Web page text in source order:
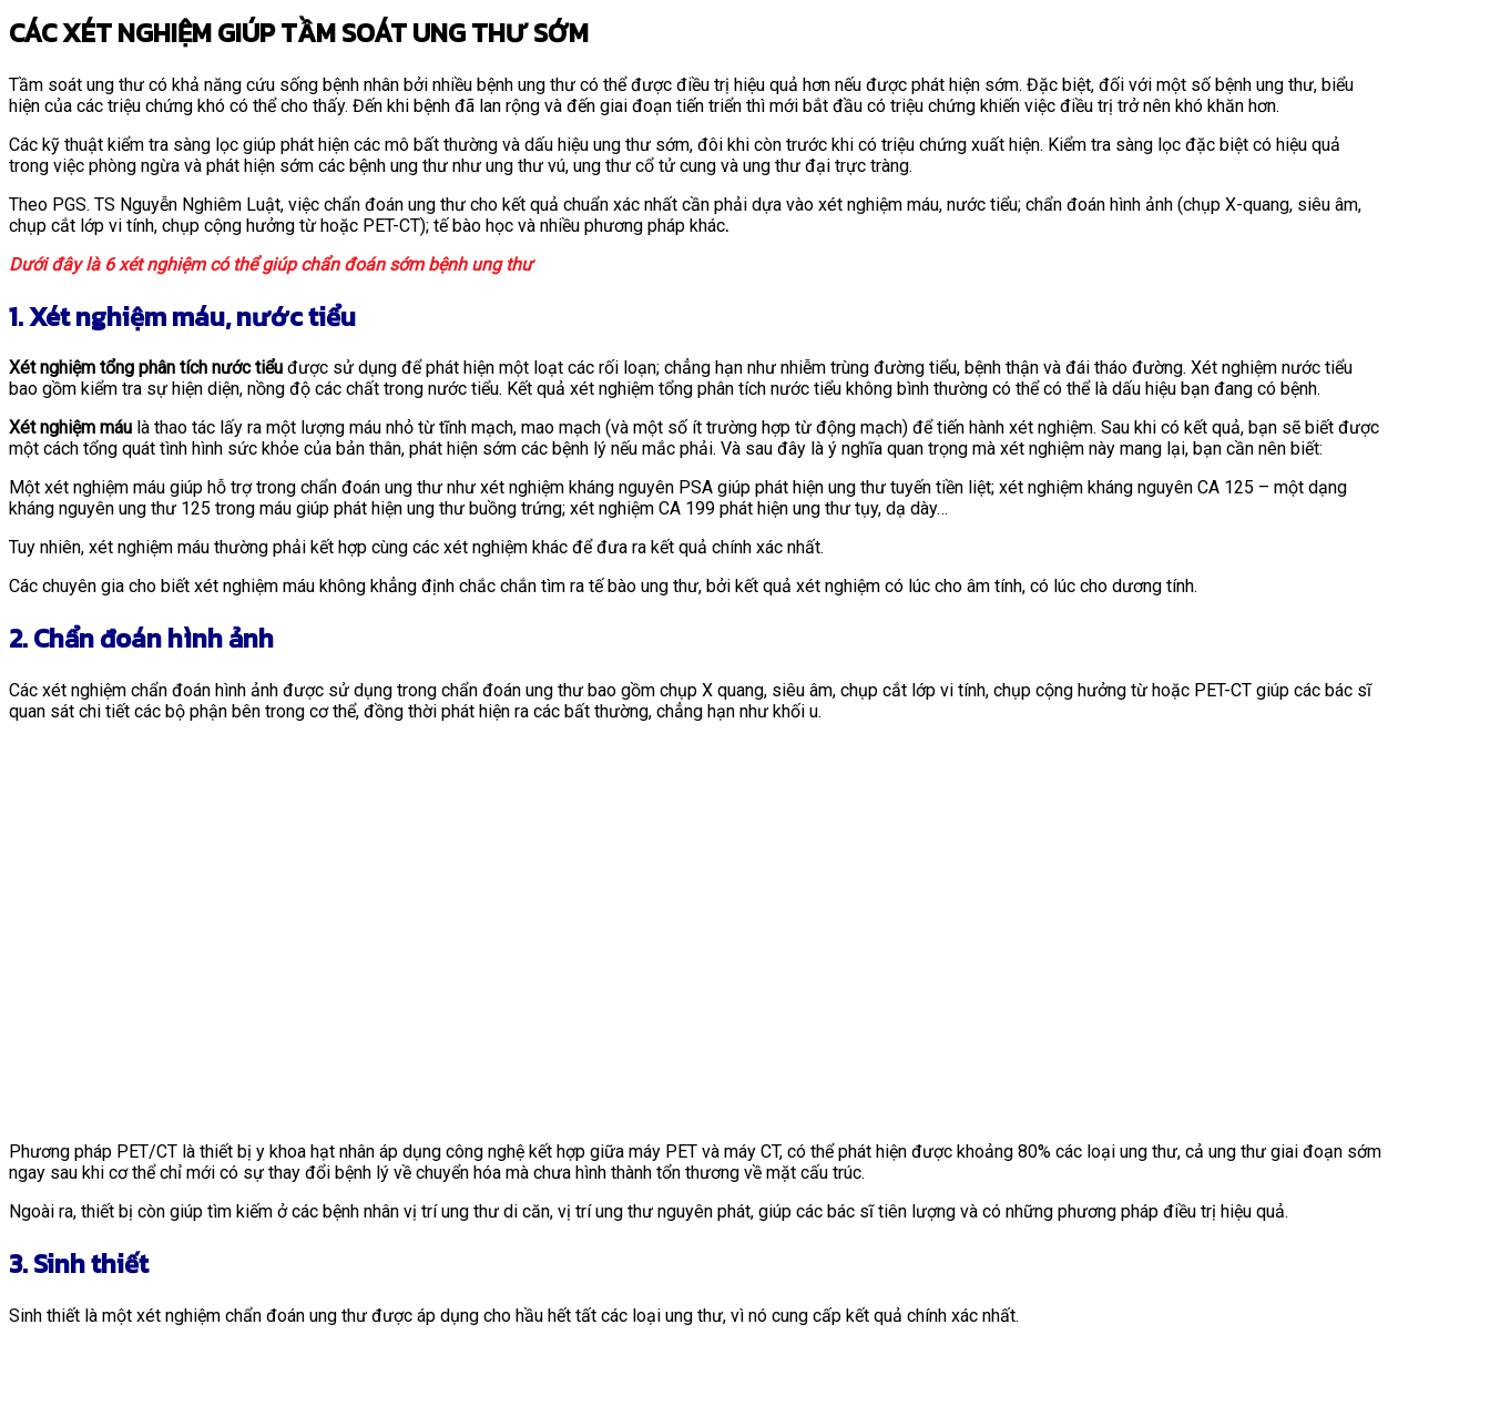
CÁC XÉT NGHIỆM GIÚP TẦM SOÁT UNG THƯ SỚM
Tầm soát ung thư có khả năng cứu sống bệnh nhân bởi nhiều bệnh ung thư có thể được điều trị hiệu quả hơn nếu được phát hiện sớm. Đặc biệt, đối với một số bệnh ung thư, biểu
hiện của các triệu chứng khó có thể cho thấy. Đến khi bệnh đã lan rộng và đến giai đoạn tiến triển thì mới bắt đầu có triệu chứng khiến việc điều trị trở nên khó khăn hơn.
Các kỹ thuật kiểm tra sàng lọc giúp phát hiện các mô bất thường và dấu hiệu ung thư sớm, đôi khi còn trước khi có triệu chứng xuất hiện. Kiểm tra sàng lọc đặc biệt có hiệu quả
trong việc phòng ngừa và phát hiện sớm các bệnh ung thư như ung thư vú, ung thư cổ tử cung và ung thư đại trực tràng.
Theo PGS. TS Nguyễn Nghiêm Luật, việc chẩn đoán ung thư cho kết quả chuẩn xác nhất cần phải dựa vào xét nghiệm máu, nước tiểu; chẩn đoán hình ảnh (chụp X-quang, siêu âm,
chụp cắt lớp vi tính, chụp cộng hưởng từ hoặc PET-CT); tế bào học và nhiều phương pháp khác.
Dưới đây là 6 xét nghiệm có thể giúp chẩn đoán sớm bệnh ung thư
1. Xét nghiệm máu, nước tiểu
Xét nghiệm tổng phân tích nước tiểu được sử dụng để phát hiện một loạt các rối loạn; chẳng hạn như nhiễm trùng đường tiểu, bệnh thận và đái tháo đường. Xét nghiệm nước tiểu
bao gồm kiểm tra sự hiện diện, nồng độ các chất trong nước tiểu. Kết quả xét nghiệm tổng phân tích nước tiểu không bình thường có thể có thể là dấu hiệu bạn đang có bệnh.
Xét nghiệm máu là thao tác lấy ra một lượng máu nhỏ từ tĩnh mạch, mao mạch (và một số ít trường hợp từ động mạch) để tiến hành xét nghiệm. Sau khi có kết quả, bạn sẽ biết được
một cách tổng quát tình hình sức khỏe của bản thân, phát hiện sớm các bệnh lý nếu mắc phải. Và sau đây là ý nghĩa quan trọng mà xét nghiệm này mang lại, bạn cần nên biết:
Một xét nghiệm máu giúp hỗ trợ trong chẩn đoán ung thư như xét nghiệm kháng nguyên PSA giúp phát hiện ung thư tuyến tiền liệt; xét nghiệm kháng nguyên CA 125 – một dạng
kháng nguyên ung thư 125 trong máu giúp phát hiện ung thư buồng trứng; xét nghiệm CA 199 phát hiện ung thư tụy, dạ dày…
Tuy nhiên, xét nghiệm máu thường phải kết hợp cùng các xét nghiệm khác để đưa ra kết quả chính xác nhất.
Các chuyên gia cho biết xét nghiệm máu không khẳng định chắc chắn tìm ra tế bào ung thư, bởi kết quả xét nghiệm có lúc cho âm tính, có lúc cho dương tính.
2. Chẩn đoán hình ảnh
Các xét nghiệm chẩn đoán hình ảnh được sử dụng trong chẩn đoán ung thư bao gồm chụp X quang, siêu âm, chụp cắt lớp vi tính, chụp cộng hưởng từ hoặc PET-CT giúp các bác sĩ
quan sát chi tiết các bộ phận bên trong cơ thể, đồng thời phát hiện ra các bất thường, chẳng hạn như khối u.
Phương pháp PET/CT là thiết bị y khoa hạt nhân áp dụng công nghệ kết hợp giữa máy PET và máy CT, có thể phát hiện được khoảng 80% các loại ung thư, cả ung thư giai đoạn sớm
ngay sau khi cơ thể chỉ mới có sự thay đổi bệnh lý về chuyển hóa mà chưa hình thành tổn thương về mặt cấu trúc.
Ngoài ra, thiết bị còn giúp tìm kiếm ở các bệnh nhân vị trí ung thư di căn, vị trí ung thư nguyên phát, giúp các bác sĩ tiên lượng và có những phương pháp điều trị hiệu quả.
3. Sinh thiết
Sinh thiết là một xét nghiệm chẩn đoán ung thư được áp dụng cho hầu hết tất các loại ung thư, vì nó cung cấp kết quả chính xác nhất.